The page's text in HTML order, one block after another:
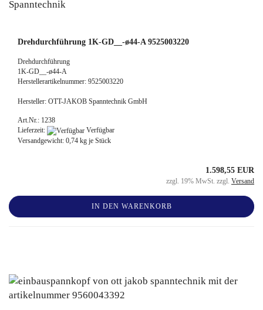
Drehdurchführung 1K-GD__-ø44-A 9525003220
Drehdurchführung
1K-GD__-ø44-A
Herstellerartikelnummer: 9525003220
Hersteller: OTT-JAKOB Spanntechnik GmbH
Art.Nr.: 1238
Lieferzeit:
Verfügbar
Versandgewicht: 0,74 kg je Stück
1.598,55 EUR
zzgl. 19% MwSt. zzgl. Versand
IN DEN WARENKORB